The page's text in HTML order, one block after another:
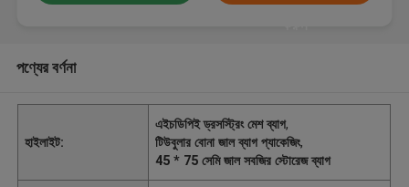
পণ্যের বর্ণনা
হাইলাইট:
এইচডিপিই ড্রসস্ট্রিং মেশ ব্যাগ,
টিউবুলার বোনা জাল ব্যাগ প্যাকেজিং,
45 * 75 সেমি জাল সবজির স্টোরেজ ব্যাগ